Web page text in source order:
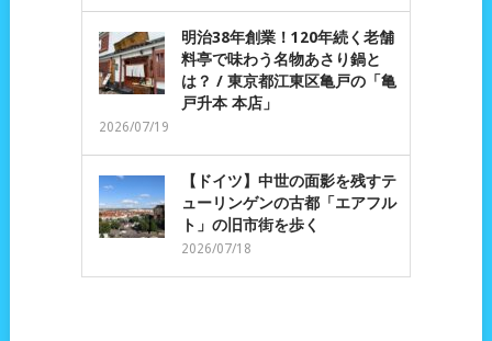
明治38年創業！120年続く老舗
料亭で味わう名物あさり鍋と
は？ / 東京都江東区亀戸の「亀
戸升本 本店」
2026/07/19
【ドイツ】中世の面影を残すテ
ューリンゲンの古都「エアフル
ト」の旧市街を歩く
2026/07/18